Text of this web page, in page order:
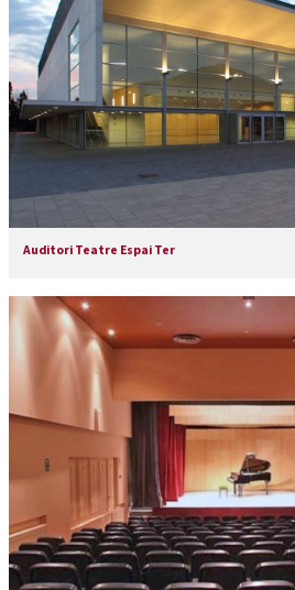
Auditori Teatre Espai Ter